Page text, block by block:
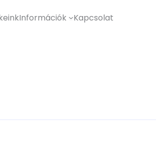
Információk Kapcsolat